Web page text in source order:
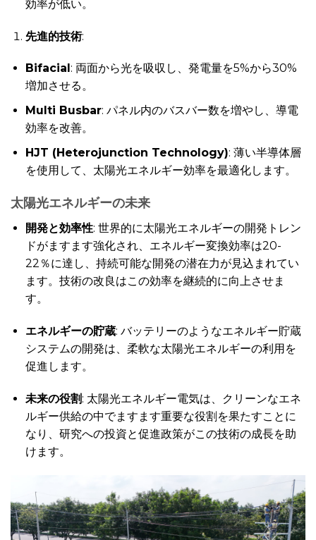
効率が低い。
先進的技術:
Bifacial : 両面から光を吸収し、発電量を5%から30%
増加させる。
Multi Busbar: パネル内のバスバー数を増やし、導電
効率を改善。
HJT (Heterojunction Technology): 薄い半導体層
を使用して、太陽光エネルギー効率を最適化します。
太陽光エネルギーの未来
開発と効率性: 世界的に太陽光エネルギーの開発トレン
ドがますます強化され、エネルギー変換効率は20-
22％に達し、持続可能な開発の潜在力が見込まれてい
ます。技術の改良はこの効率を継続的に向上させま
す。
エネルギーの貯蔵: バッテリーのようなエネルギー貯蔵
システムの開発は、柔軟な太陽光エネルギーの利用を
促進します。
未来の役割: 太陽光エネルギー電気は、クリーンなエネ
ルギー供給の中でますます重要な役割を果たすことに
なり、研究への投資と促進政策がこの技術の成長を助
けます。